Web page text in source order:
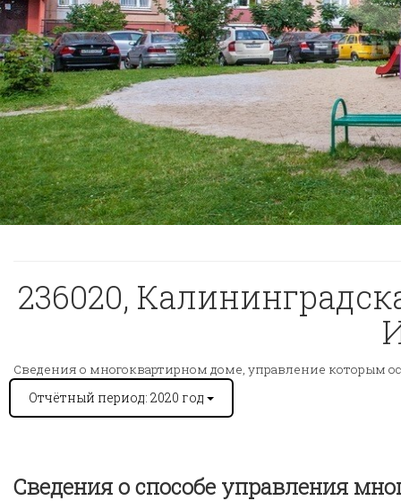
236020,
Сведения о многоквартирном доме, управление которым
Отчётный период: 2020 год
Сведения о способе управления